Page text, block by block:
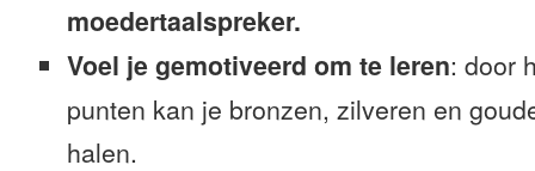
moedertaalspreker.
Voel je gemotiveerd om te leren: door
punten kan je bronzen, zilveren en
halen.